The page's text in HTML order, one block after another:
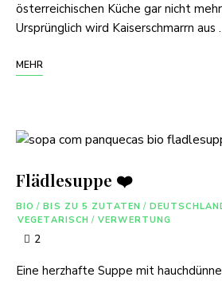
österreichischen Küche gar nicht
Ursprünglich wird Kaiserschmarrn aus
MEHR
Flädlesuppe ❤️
BIO / BIS ZU 5 ZUTATEN /
VEGETARISCH / VERWERTUNG
2
Eine herzhafte Suppe mit